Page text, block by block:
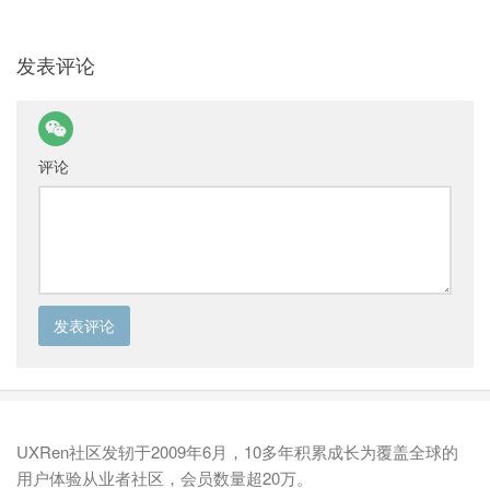
发表评论
评论
UXRen社区发轫于2009年6月，10多年积累成长为覆盖全球的
用户体验从业者社区，会员数量超20万。